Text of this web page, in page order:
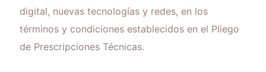
digital, nuevas tecnologías y redes, en los
términos y condiciones establecidos en el Pliego
de Prescripciones Técnicas.